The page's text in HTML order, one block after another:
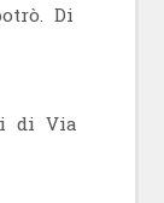
Di
di Via